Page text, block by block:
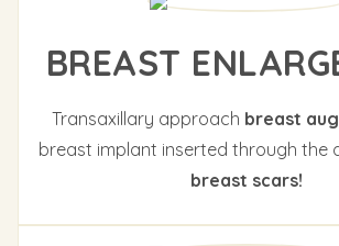
BREAST
Transaxillary approach breast
breast implant inserted through the
breast scars!